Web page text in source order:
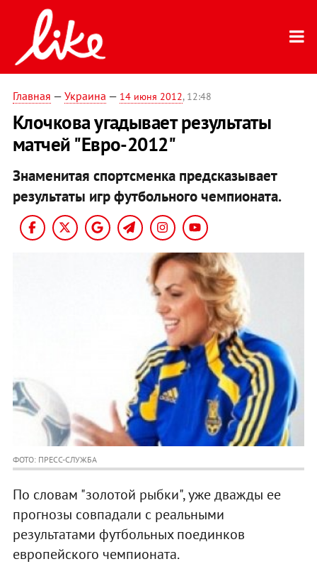
Главная — Украина — 14 июня 2012, 12:48
Клочкова угадывает результаты
матчей "Евро-2012"
Знаменитая спортсменка предсказывает
результаты игр футбольного чемпионата.
ФОТО: ПРЕСС-СЛУЖБА
По словам "золотой рыбки", уже дважды ее
прогнозы совпадали с реальными
результатами футбольных поединков
европейского чемпионата.